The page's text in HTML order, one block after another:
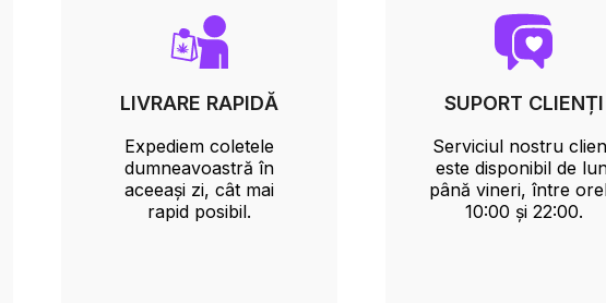
LIVRARE RAPIDĂ
Expediem coletele
dumneavoastră în
aceeași zi, cât mai
rapid posibil.
SUPORT CLIENȚI
Serviciul nostru
este disponibil de
până vineri, între
10:00 și 22:00.